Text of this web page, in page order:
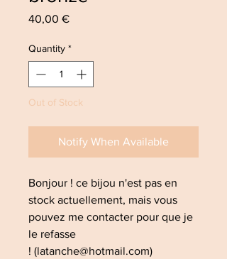
40,00 €Price
Quantity *
Out of Stock
Notify When Available
Bonjour ! ce bijou n'est pas en
stock actuellement, mais vous
pouvez me contacter pour que je
le refasse
! (latanche@hotmail.com)